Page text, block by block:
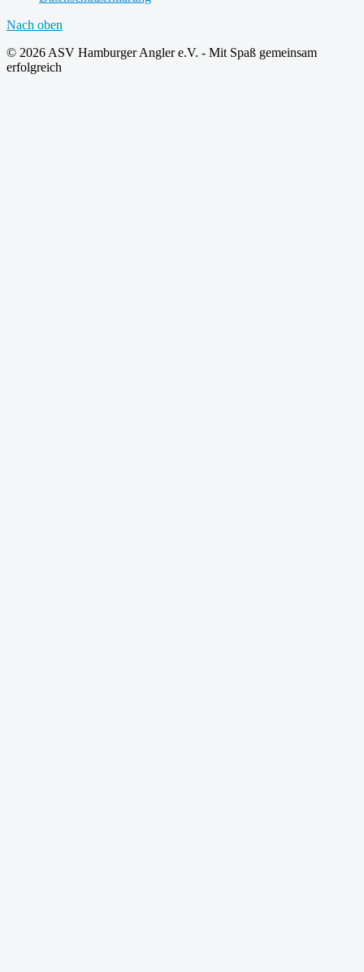
Nach oben
© 2026 ASV Hamburger Angler e.V. - Mit Spaß gemeinsam
erfolgreich